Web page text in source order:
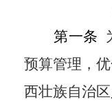
第一条
预算管理，
西壮族自治